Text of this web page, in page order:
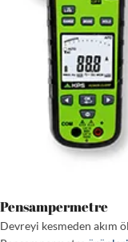
Pensampermetre
Devreyi kesmeden akım